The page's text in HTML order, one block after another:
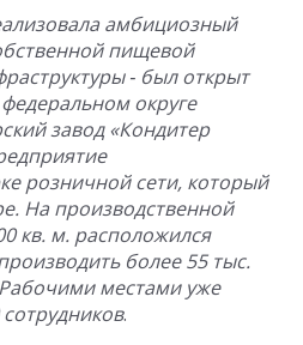
амбициозный
пищевой
‑ был открыт
округе
завод «Кондитер
розничной сети, который
На производственной
кв. м. расположился
более 55 тыс.
местами уже
.